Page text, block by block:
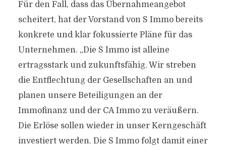
Für den Fall, dass das Übernahmeangebot
scheitert, hat der Vorstand von S Immo bereits
konkrete und klar fokussierte Pläne für das
Unternehmen. „Die S Immo ist alleine
ertragsstark und zukunftsfähig. Wir streben
die Entflechtung der Gesellschaften an und
planen unsere Beteiligungen an der
Immofinanz und der CA Immo zu veräußern.
Die Erlöse sollen wieder in unser Kerngeschäft
investiert werden. Die S Immo folgt damit einer